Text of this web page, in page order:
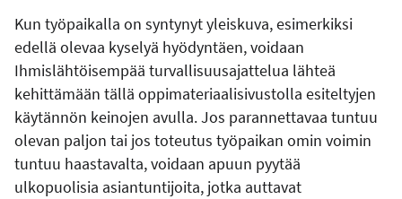
Kun työpaikalla on syntynyt yleiskuva, esimerkiksi
edellä olevaa kyselyä hyödyntäen, voidaan
Ihmislähtöisempää turvallisuusajattelua lähteä
kehittämään tällä oppimateriaalisivustolla esiteltyjen
käytännön keinojen avulla. Jos parannettavaa tuntuu
olevan paljon tai jos toteutus työpaikan omin voimin
tuntuu haastavalta, voidaan apuun pyytää
ulkopuolisia asiantuntijoita, jotka auttavat